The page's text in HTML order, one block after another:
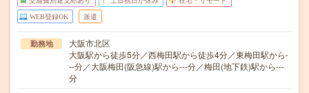
WEB登録OK 派遣
勤務地
大阪市北区
大阪駅から徒歩5分／西梅田駅から徒歩4分／東梅田駅から-
--分／大阪梅田(阪急線)駅から---分／梅田(地下鉄)駅から---
分